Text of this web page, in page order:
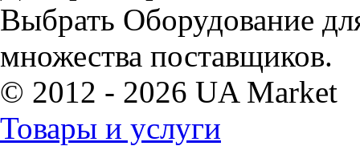
Выбрать Оборудование
множества поставщиков.
© 2012 - 2026 UA Market
Товары и услуги